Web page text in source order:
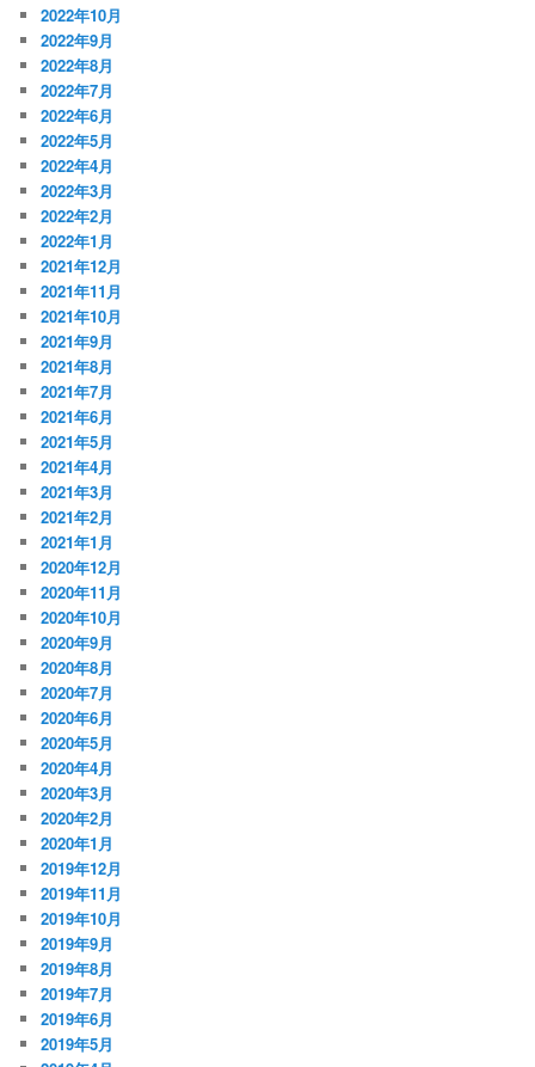
2022年10月
2022年9月
2022年8月
2022年7月
2022年6月
2022年5月
2022年4月
2022年3月
2022年2月
2022年1月
2021年12月
2021年11月
2021年10月
2021年9月
2021年8月
2021年7月
2021年6月
2021年5月
2021年4月
2021年3月
2021年2月
2021年1月
2020年12月
2020年11月
2020年10月
2020年9月
2020年8月
2020年7月
2020年6月
2020年5月
2020年4月
2020年3月
2020年2月
2020年1月
2019年12月
2019年11月
2019年10月
2019年9月
2019年8月
2019年7月
2019年6月
2019年5月